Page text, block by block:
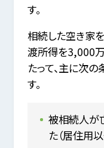
す。
相続した空き家
渡所得を3,000
たって、主に次
す。
被相続人が
た（居住用